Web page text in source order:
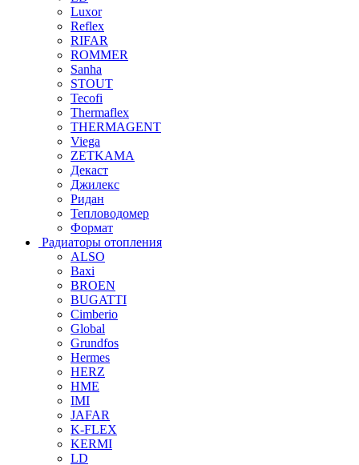
Luxor
Reflex
RIFAR
ROMMER
Sanha
STOUT
Tecofi
Thermaflex
THERMAGENT
Viega
ZETKAMA
Декаст
Джилекс
Ридан
Тепловодомер
Формат
Радиаторы отопления
ALSO
Baxi
BROEN
BUGATTI
Cimberio
Global
Grundfos
Hermes
HERZ
HME
IMI
JAFAR
K-FLEX
KERMI
LD